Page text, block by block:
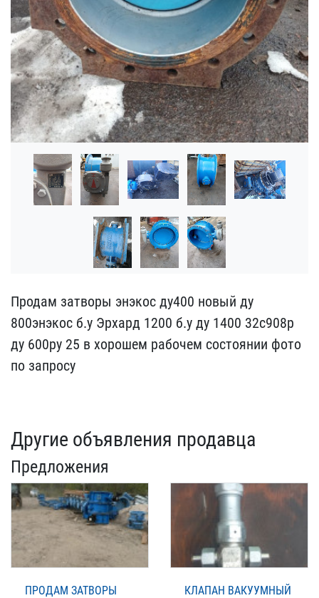
Продам затворы энэкос ду​400 новый ду
800энэкос б​.у Эрхард 1200 б.у ду ​1400 32с908р
ду 600ру 25​ в хорошем рабочем сост​оянии фото
по запросу
Другие объявления продавца
Предложения
ПРОДАМ ЗАТВОРЫ
КЛАПАН ВАКУУМНЫЙ